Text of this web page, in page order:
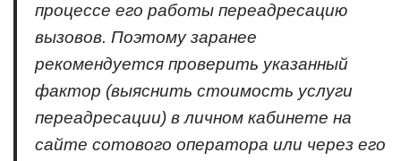
процессе его работы переадресацию
вызовов. Поэтому заранее
рекомендуется проверить указанный
фактор (выяснить стоимость услуги
переадресации) в личном кабинете на
сайте сотового оператора или через его